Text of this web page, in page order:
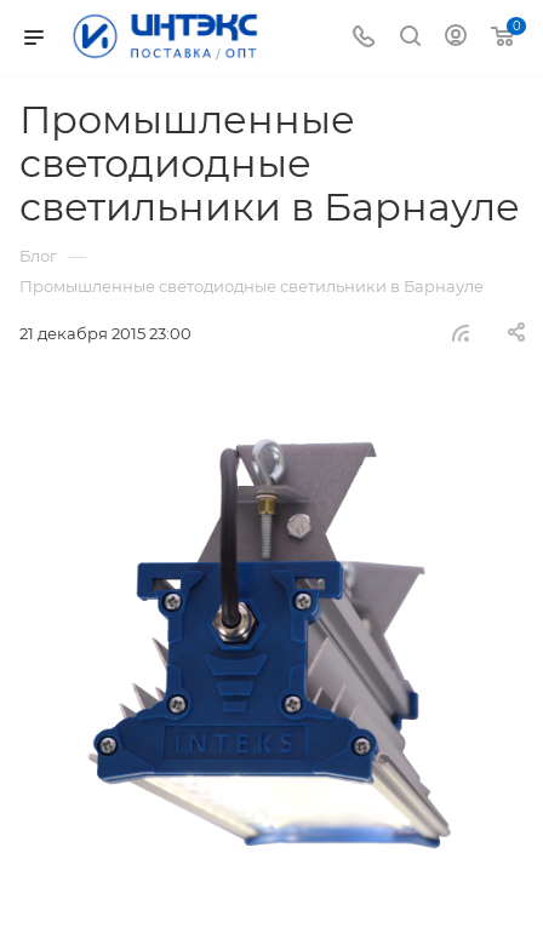
0
Промышленные
светодиодные
светильники в Барнауле
Блог —
Промышленные светодиодные светильники в Барнауле
21 декабря 2015 23:00